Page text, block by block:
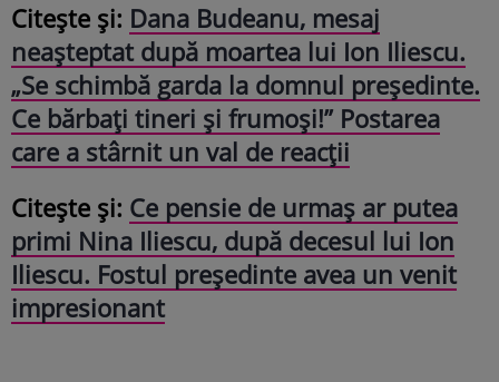
Citește și: Dana Budeanu, mesaj
neașteptat după moartea lui Ion Iliescu.
„Se schimbă garda la domnul președinte.
Ce bărbați tineri și frumoși!” Postarea
care a stârnit un val de reacții
Citește și: Ce pensie de urmaș ar putea
primi Nina Iliescu, după decesul lui Ion
Iliescu. Fostul președinte avea un venit
impresionant